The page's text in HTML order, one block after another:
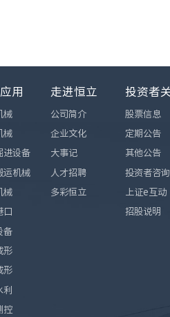
用
械
械
进设备
运机械
械
口
备
形
形
利
控
走进恒立
公司简介
企业文化
大事记
人才招聘
多彩恒立
投资者
股票信息
定期公告
其他公告
投资者咨询
上证e互动
招股说明